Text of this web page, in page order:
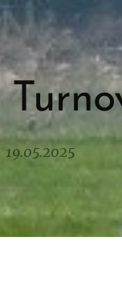
19.05.2025